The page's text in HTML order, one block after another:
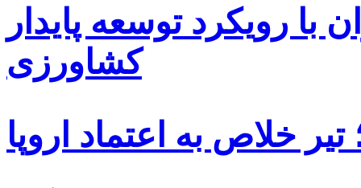
با رویکرد توسعه پایدار
کشاورزی
خلاص به اعتماد اروپا